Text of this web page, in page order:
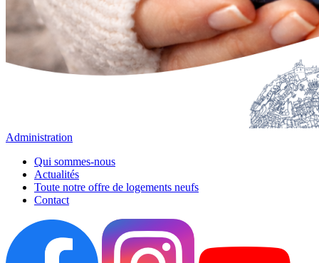
Administration
Qui sommes-nous
Actualités
Toute notre offre de logements neufs
Contact